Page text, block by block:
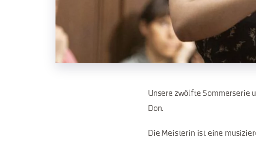
Unsere zwölfte Sommerserie
Don.
Die Meisterin ist eine